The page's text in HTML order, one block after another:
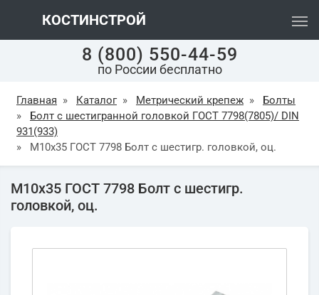
КОСТИНСТРОЙ
8 (800) 550-44-59
по России бесплатно
Главная » Каталог » Метрический крепеж »
Болты
»
Болт с шестигранной головкой ГОСТ 7798(7805)/ DIN
931(933)
»
М10х35 ГОСТ 7798 Болт с шестигр. головкой, оц.
М10х35 ГОСТ 7798 Болт с шестигр.
головкой, оц.